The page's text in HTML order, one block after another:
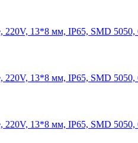
13*8 мм, IP65, SMD 5050,
13*8 мм, IP65, SMD
13*8 мм, IP65, SMD